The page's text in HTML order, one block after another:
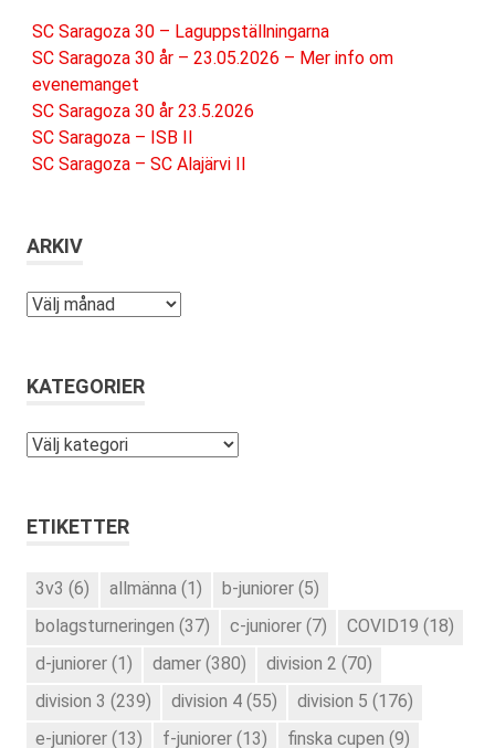
SC Saragoza 30 – Laguppställningarna
SC Saragoza 30 år – 23.05.2026 – Mer info om
evenemanget
SC Saragoza 30 år 23.5.2026
SC Saragoza – ISB II
SC Saragoza – SC Alajärvi II
ARKIV
Arkiv
KATEGORIER
Kategorier
ETIKETTER
3v3 (6) allmänna (1) b-juniorer (5)
bolagsturneringen (37) c-juniorer (7) COVID19 (18)
d-juniorer (1) damer (380) division 2 (70)
division 3 (239) division 4 (55) division 5 (176)
e-juniorer (13) f-juniorer (13) finska cupen (9)